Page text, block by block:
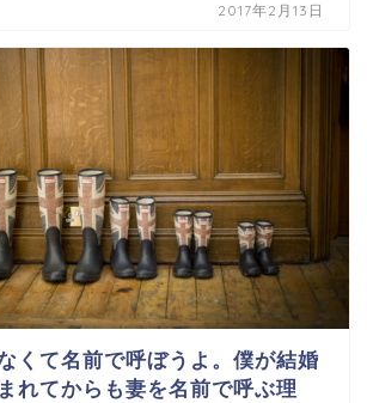
2017年2月13日
くて名前で呼ぼうよ。僕が結婚
れてからも妻を名前で呼ぶ理